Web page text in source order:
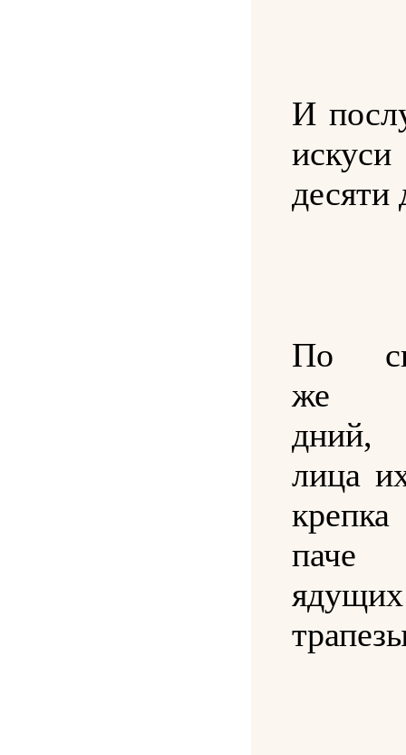
И
десяти
По
же
дний,
лица
паче